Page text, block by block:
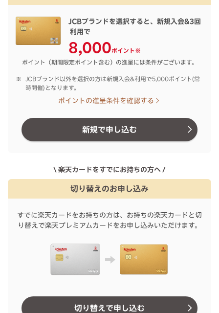
JCBブランドを選択すると、新規入会&3回
利用で
8,000ポイント※
ポイント（期間限定ポイント含む）の進呈には条件がございます。
JCBブランド以外を選択の方は新規入会&利用で5,000ポイント(常
時開催)となります。
ポイントの進呈条件を確認する
新規で申し込む
\ 楽天カードをすでにお持ちの方へ /
切り替えのお申し込み
すでに楽天カードをお持ちの方は、お持ちの楽天カードと切
り替えで楽天プレミアムカードをお申し込みいただけます。
切り替えで申し込む